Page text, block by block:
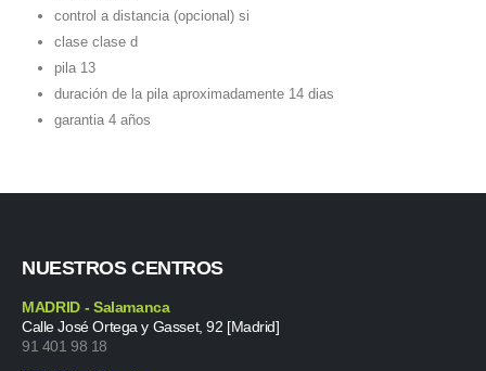
control a distancia (opcional) si
clase clase d
pila 13
duración de la pila aproximadamente 14 dias
garantia 4 años
NUESTROS CENTROS
MADRID - Salamanca
Calle José Ortega y Gasset, 92 [Madrid]
91 401 98 18